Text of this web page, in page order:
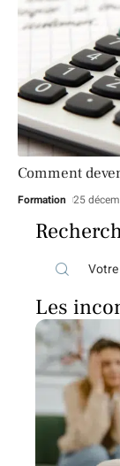
Comment
Formation 25
Les